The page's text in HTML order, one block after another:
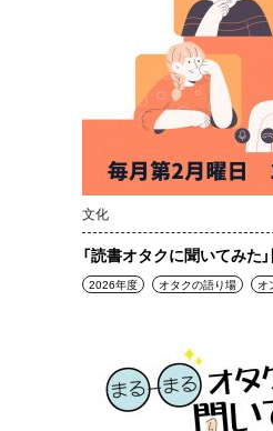
文化
「読書オタクに聞いてみた
2026年度 オタクの語り場 オ